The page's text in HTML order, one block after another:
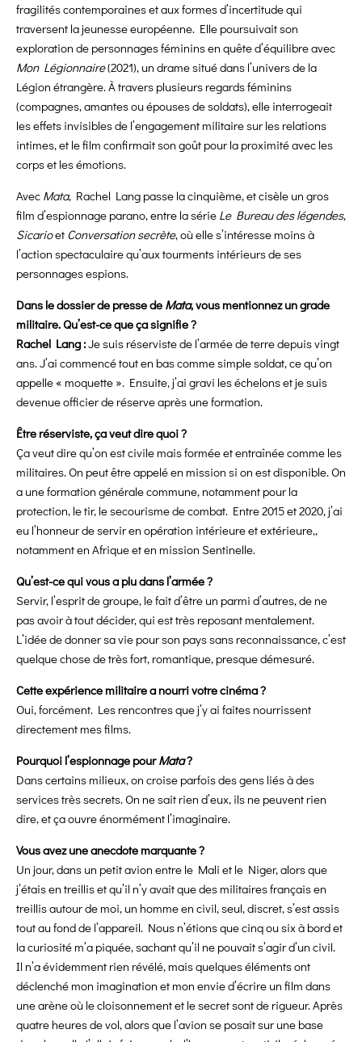
fragilités contemporaines et aux formes d’incertitude qui
traversent la jeunesse européenne. Elle poursuivait son
exploration de personnages féminins en quête d’équilibre avec
Mon Légionnaire(2021), un drame situé dans l’univers de la
Légion étrangère. À travers plusieurs regards féminins
(compagnes, amantes ou épouses de soldats), elle interrogeait
les effets invisibles de l’engagement militaire sur les relations
intimes, et le film confirmait son goût pour la proximité avec les
corps et les émotions.
Avec Mata, Rachel Lang passe la cinquième, et cisèle un gros
film d’espionnage parano, entre la série Le Bureau des légendes,
Sicarioet Conversation secrète, où elle s’intéresse moins à
l’action spectaculaire qu’aux tourments intérieurs de ses
personnages espions.
Dans le dossier de presse de Mata, vous mentionnez un grade
militaire. Qu’est-ce que ça signifie ?
Rachel Lang :Je suis réserviste de l’armée de terre depuis vingt
ans. J’ai commencé tout en bas comme simple soldat, ce qu’on
appelle « moquette ». Ensuite, j’ai gravi les échelons et je suis
devenue officier de réserve après une formation.
Être réserviste, ça veut dire quoi ?
Ça veut dire qu’on est civile mais formée et entraînée comme les
militaires. On peut être appelé en mission si on est disponible. On
a une formation générale commune, notamment pour la
protection, le tir, le secourisme de combat. Entre 2015 et 2020, j’ai
eu l’honneur de servir en opération intérieure et extérieure,,
notamment en Afrique et en mission Sentinelle.
Qu’est-ce qui vous a plu dans l’armée ?
Servir, l’esprit de groupe, le fait d’être un parmi d’autres, de ne
pas avoir à tout décider, qui est très reposant mentalement.
L’idée de donner sa vie pour son pays sans reconnaissance, c’est
quelque chose de très fort, romantique, presque démesuré.
Cette expérience militaire a nourri votre cinéma ?
Oui, forcément. Les rencontres que j’y ai faites nourrissent
directement mes films.
Pourquoi l’espionnage pourMata?
Dans certains milieux, on croise parfois des gens liés à des
services très secrets. On ne sait rien d’eux, ils ne peuvent rien
dire, et ça ouvre énormément l’imaginaire.
Vous avez une anecdote marquante ?
Un jour, dans un petit avion entre le Mali et le Niger, alors que
j’étais en treillis et qu’il n’y avait que des militaires français en
treillis autour de moi, un homme en civil, seul, discret, s’est assis
tout au fond de l’appareil. Nous n’étions que cinq ou six à bord et
la curiosité m’a piquée, sachant qu’il ne pouvait s’agir d’un civil.
Il n’a évidemment rien révélé, mais quelques éléments ont
déclenché mon imagination et mon envie d’écrire un film dans
une arène où le cloisonnement et le secret sont de rigueur. Après
quatre heures de vol, alors que l’avion se posait sur une base